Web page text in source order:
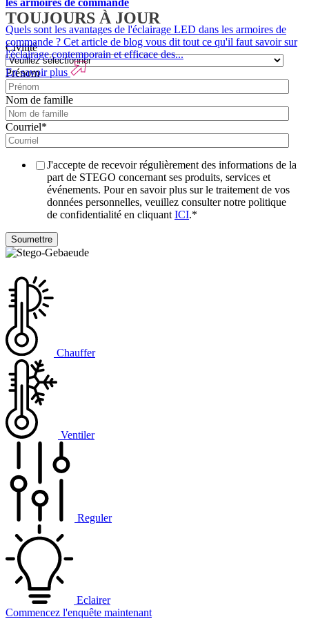
Quels sont les avantages de l'éclairage LED dans les armoires de
commande ? Cet article de blog vous dit tout ce qu'il faut savoir sur
l'éclairage contemporain et efficace des...
En savoir plus
TOUJOURS À JOUR
Civilité
Prénom
Nom de famille
Courriel*
J'accepte de recevoir régulièrement des informations de la
part de STEGO concernant ses produits, services et
événements. Pour en savoir plus sur le traitement de vos
données personnelles, veuillez consulter notre politique
de confidentialité en cliquant ICI.*
Chauffer
Ventiler
Reguler
Eclairer
Commencez l'enquête maintenant